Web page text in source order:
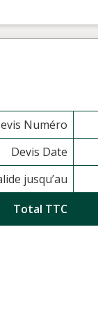
Numéro
Devis Date
jusqu’au
Total TTC